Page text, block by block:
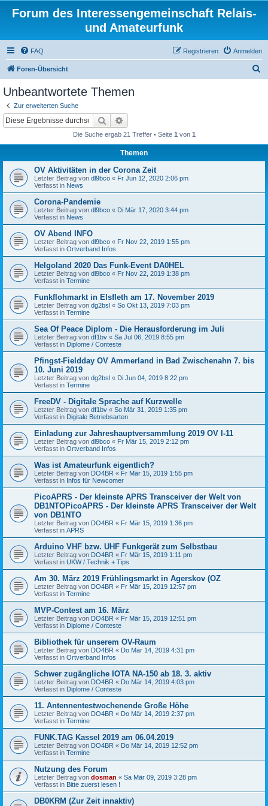
Forum des Interessengemeinschaft Relais-
und Amateurfunk
FAQ Anmelden
Registrieren
Foren-Übersicht
Unbeantwortete Themen
Zur erweiterten Suche
Suche
Die Suche ergab 21 Treffer • Seite 1 von 1
Themen
OV Aktivitäten in der Corona Zeit
Letzter Beitrag von dl9bco « Fr Jun 12, 2020 2:06 pm
Verfasst in News
Corona-Pandemie
Letzter Beitrag von dl9bco « Di Mär 17, 2020 3:44 pm
Verfasst in News
OV Abend INFO
Letzter Beitrag von dl9bco « Fr Nov 22, 2019 1:55 pm
Verfasst in Ortverband Infos
Helgoland 2020 Das Funk-Event DA0HEL
Letzter Beitrag von dl9bco « Fr Nov 22, 2019 1:38 pm
Verfasst in Termine
Funkflohmarkt in Elsfleth am 17. November 2019
Letzter Beitrag von dg2bsl « So Okt 13, 2019 7:03 pm
Verfasst in Termine
Sea Of Peace Diplom - Die Herausforderung im Juli
Letzter Beitrag von df1bv « Sa Jul 06, 2019 8:55 pm
Verfasst in Diplome / Conteste
Pfingst-Fieldday OV Ammerland in Bad Zwischenahn 7. bis
10. Juni 2019
Letzter Beitrag von dg2bsl « Di Jun 04, 2019 8:22 pm
Verfasst in Termine
FreeDV - Digitale Sprache auf Kurzwelle
Letzter Beitrag von df1bv « So Mär 31, 2019 1:35 pm
Verfasst in Digitale Betriebsarten
Einladung zur Jahreshauptversammlung 2019 OV I-11
Letzter Beitrag von dl9bco « Fr Mär 15, 2019 2:12 pm
Verfasst in Ortverband Infos
Was ist Amateurfunk eigentlich?
Letzter Beitrag von DO4BR « Fr Mär 15, 2019 1:55 pm
Verfasst in Infos für Newcomer
PicoAPRS - Der kleinste APRS Transceiver der Welt von
DB1NTOPicoAPRS - Der kleinste APRS Transceiver der Welt
von DB1NTO
Letzter Beitrag von DO4BR « Fr Mär 15, 2019 1:36 pm
Verfasst in APRS
Arduino VHF bzw. UHF Funkgerät zum Selbstbau
Letzter Beitrag von DO4BR « Fr Mär 15, 2019 1:11 pm
Verfasst in UKW / Technik + Tips
Am 30. März 2019 Frühlingsmarkt in Agerskov (OZ
Letzter Beitrag von DO4BR « Fr Mär 15, 2019 12:57 pm
Verfasst in Termine
MVP-Contest am 16. März
Letzter Beitrag von DO4BR « Fr Mär 15, 2019 12:51 pm
Verfasst in Diplome / Conteste
Bibliothek für unserem OV-Raum
Letzter Beitrag von DO4BR « Do Mär 14, 2019 4:31 pm
Verfasst in Ortverband Infos
Schwer zugängliche IOTA NA-150 ab 18. 3. aktiv
Letzter Beitrag von DO4BR « Do Mär 14, 2019 4:03 pm
Verfasst in Diplome / Conteste
11. Antennentestwochenende Große Höhe
Letzter Beitrag von DO4BR « Do Mär 14, 2019 2:37 pm
Verfasst in Termine
FUNK.TAG Kassel 2019 am 06.04.2019
Letzter Beitrag von DO4BR « Do Mär 14, 2019 12:52 pm
Verfasst in Termine
Nutzung des Forum
Letzter Beitrag von dosman « Sa Mär 09, 2019 3:28 pm
Verfasst in Bitte zuerst lesen !
DB0KRM (Zur Zeit innaktiv)